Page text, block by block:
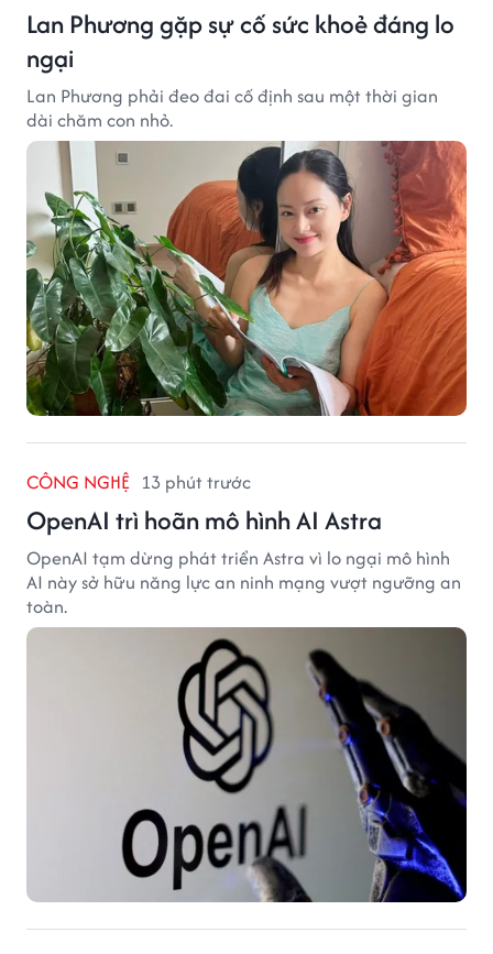
Lan Phương gặp sự cố sức khoẻ đáng lo
ngại
Lan Phương phải đeo đai cố định sau một thời gian
dài chăm con nhỏ.
CÔNG NGHỆ 13 phút trước
OpenAI trì hoãn mô hình AI Astra
OpenAI tạm dừng phát triển Astra vì lo ngại mô hình
AI này sở hữu năng lực an ninh mạng vượt ngưỡng an
toàn.